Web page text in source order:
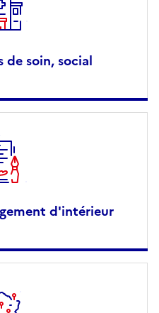
soin, social
d'intérieur